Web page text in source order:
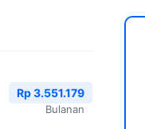
Rp 3.551.179
Bulanan